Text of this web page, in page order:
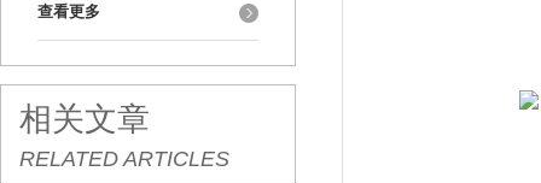
查看更多
相关文章
RELATED ARTICLES